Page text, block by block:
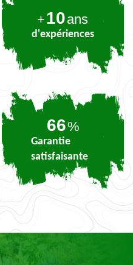
+10ans
d'expériences
81%
Garantie
satisfaisante